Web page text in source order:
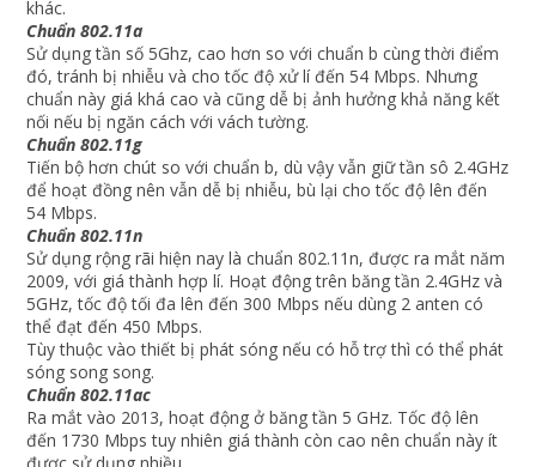
khác.
Chuẩn 802.11a
Sử dụng tần số 5Ghz, cao hơn so với chuẩn b cùng thời điểm
đó, tránh bị nhiễu và cho tốc độ xử lí đến 54 Mbps. Nhưng
chuẩn này giá khá cao và cũng dễ bị ảnh hưởng khả năng kết
nối nếu bị ngăn cách với vách tường.
Chuẩn 802.11g
Tiến bộ hơn chút so với chuẩn b, dù vậy vẫn giữ tần sô 2.4GHz
để hoạt đồng nên vẫn dễ bị nhiễu, bù lại cho tốc độ lên đến
54 Mbps.
Chuẩn 802.11n
Sử dụng rộng rãi hiện nay là chuẩn 802.11n, được ra mắt năm
2009, với giá thành hợp lí. Hoạt động trên băng tần 2.4GHz và
5GHz, tốc độ tối đa lên đến 300 Mbps nếu dùng 2 anten có
thể đạt đến 450 Mbps.
Tùy thuộc vào thiết bị phát sóng nếu có hỗ trợ thì có thể phát
sóng song song.
Chuẩn 802.11ac
Ra mắt vào 2013, hoạt động ở băng tần 5 GHz. Tốc độ lên
đến 1730 Mbps tuy nhiên giá thành còn cao nên chuẩn này ít